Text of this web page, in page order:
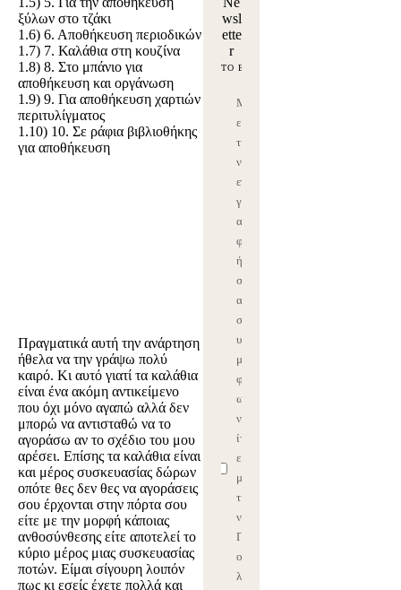
ξύλων στο τζάκι
1.6) 6. Αποθήκευση περιοδικών
1.7) 7. Καλάθια στη κουζίνα
1.8) 8. Στο μπάνιο για
αποθήκευση και οργάνωση
1.9) 9. Για αποθήκευση χαρτιών
περιτυλίγματος
1.10) 10. Σε ράφια βιβλιοθήκης
για αποθήκευση
Πραγματικά αυτή την ανάρτηση
ήθελα να την γράψω πολύ
καιρό. Κι αυτό γιατί τα καλάθια
είναι ένα ακόμη αντικείμενο
που όχι μόνο αγαπώ αλλά δεν
μπορώ να αντισταθώ να το
αγοράσω αν το σχέδιο του μου
αρέσει. Επίσης τα καλάθια είναι
και μέρος συσκευασίας δώρων
οπότε θες δεν θες να αγοράσεις
σου έρχονται στην πόρτα σου
είτε με την μορφή κάποιας
ανθοσύνθεσης είτε αποτελεί το
κύριο μέρος μιας συσκευασίας
ποτών. Είμαι σίγουρη λοιπόν
πως κι εσείς έχετε πολλά και
wsl
ette
r
Μ
ε
τη
ν
εγ
γρ
α
φ
ή
σ
ας
σ
υ
μ
φ
ω
νε
ίτ
ε
με
τη
ν
Π
ο
λι